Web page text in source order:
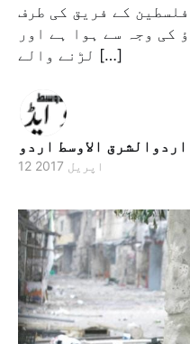
کے فریق کی طرف
کی وجہ سے ہوا ہے اور
لڑنے والے […]
اردوالشرق الاوسط اردو
12 اپریل 2017